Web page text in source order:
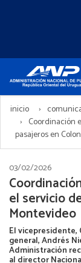
Menú
Principal
inicio
Coordinación
pasajeros en
03/02/2026
el servicio
Montevideo
El
general, Andrés
Administración